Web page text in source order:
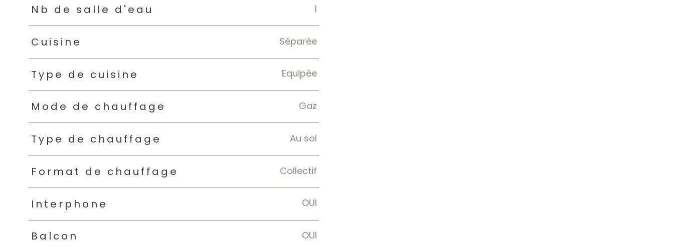
Nb de salle d'eau 1
Cuisine Séparée
Type de cuisine Equipée
Mode de chauffage Gaz
Type de chauffage Au sol
Format de chauffage Collectif
Interphone OUI
Balcon OUI